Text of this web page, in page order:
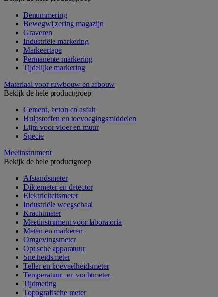
Benummering
Bewegwijzering magazijn
Graveren
Industriële markering
Markeertape
Permanente markering
Tijdelijke markering
Materiaal voor ruwbouw en afbouw
Bekijk de hele productgroep
Cement, beton en asfalt
Hulpstoffen en toevoegingsmiddelen
Lijm voor vloer en muur
Specie
Meetinstrument
Bekijk de hele productgroep
Afstandsmeter
Diktemeter en detector
Elektriciteitsmeter
Industriële weegschaal
Krachtmeter
Meetinstrument voor laboratoria
Meten en markeren
Omgevingsmeter
Optische apparatuur
Snelheidsmeter
Teller en hoeveelheidsmeter
Temperatuur- en vochtmeter
Tijdmeting
Topografische meter